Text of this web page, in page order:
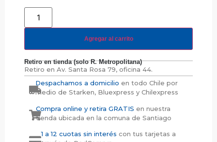
Agregar al carrito
Retiro en tienda (solo R. Metropolitana)
Retiro en Av. Santa Rosa 79, oficina 44.
Despachamos a domicilio en todo Chile por
medio de Starken, Bluexpress y Chilexpress
Compra online y retira GRATIS en nuestra
tienda ubicada en la comuna de Santiago
1 a 12 cuotas sin interés con tus tarjetas a